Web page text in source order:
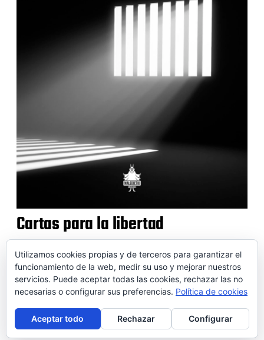
Cartas para la libertad
© 2026 SOIDEM
Contactar Aviso legal Puntos de venta Conversor
Utilizamos cookies propias y de terceros para garantizar el
funcionamiento de la web, medir su uso y mejorar nuestros
servicios. Puede aceptar todas las cookies, rechazar las no
necesarias o configurar sus preferencias. Política de cookies
Aceptar todo Rechazar Configurar